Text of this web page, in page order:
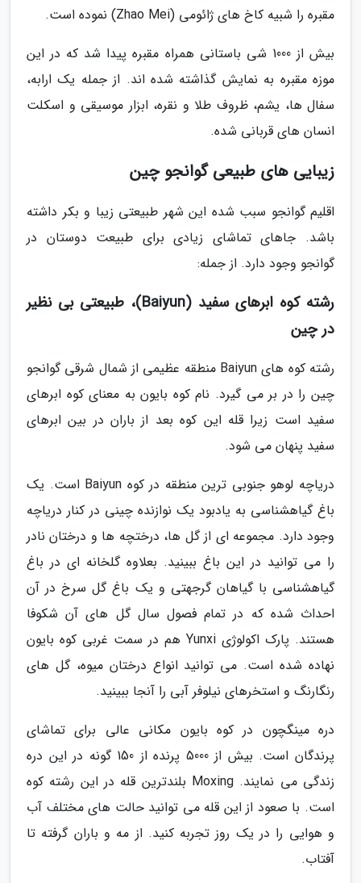
مقبره را شبیه کاخ های ژائومی (Zhao Mei) نموده است.
بیش از 1000 شی باستانی همراه مقبره پیدا شد که در این
موزه مقبره به نمایش گذاشته شده اند. از جمله یک ارابه،
سفال ها، یشم، ظروف طلا و نقره، ابزار موسیقی و اسکلت
انسان های قربانی شده.
زیبایی های طبیعی گوانجو چین
اقلیم گوانجو سبب شده این شهر طبیعتی زیبا و بکر داشته
باشد. جاهای تماشای زیادی برای طبیعت دوستان در
گوانجو وجود دارد. از جمله:
رشته کوه ابرهای سفید (Baiyun)، طبیعتی بی نظیر
در چین
رشته کوه های Baiyun منطقه عظیمی از شمال شرقی گوانجو
چین را در بر می گیرد. نام کوه بایون به معنای کوه ابرهای
سفید است زیرا قله این کوه بعد از باران در بین ابرهای
سفید پنهان می شود.
دریاچه لوهو جنوبی ترین منطقه در کوه Baiyun است. یک
باغ گیاهشناسی به یادبود یک نوازنده چینی در کنار دریاچه
وجود دارد. مجموعه ای از گل ها، درختچه ها و درختان نادر
را می توانید در این باغ ببینید. بعلاوه گلخانه ای در باغ
گیاهشناسی با گیاهان گرجهتی و یک باغ گل سرخ در آن
احداث شده که در تمام فصول سال گل های آن شکوفا
هستند. پارک اکولوژی Yunxi هم در سمت غربی کوه بایون
نهاده شده است. می توانید انواع درختان میوه، گل های
رنگارنگ و استخرهای نیلوفر آبی را آنجا ببینید.
دره مینگچون در کوه بایون مکانی عالی برای تماشای
پرندگان است. بیش از 5000 پرنده از 150 گونه در این دره
زندگی می نمایند. Moxing بلندترین قله در این رشته کوه
است. با صعود از این قله می توانید حالت های مختلف آب
و هوایی را در یک روز تجربه کنید. از مه و باران گرفته تا
آفتاب.